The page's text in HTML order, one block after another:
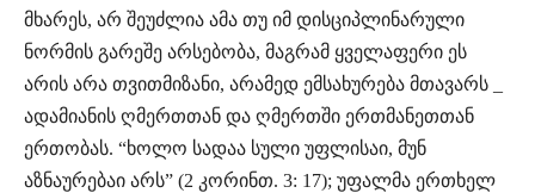
მხარეს, არ შეუძლია ამა თუ იმ დისციპლინარული
ნორმის გარეშე არსებობა, მაგრამ ყველაფერი ეს
არის არა თვითმიზანი, არამედ ემსახურება მთავარს _
ადამიანის ღმერთთან და ღმერთში ერთმანეთთან
ერთობას. “ხოლო სადაა სული უფლისაი, მუნ
აზნაურებაი არს” (2 კორინთ. 3: 17); უფალმა ერთხელ